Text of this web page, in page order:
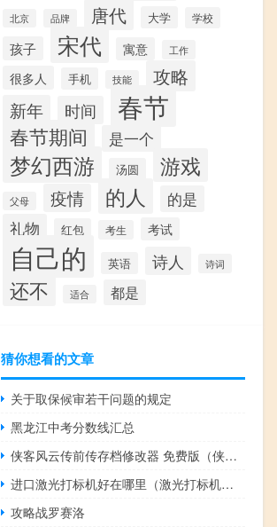
北京 品牌 唐代 大学 学校
孩子 宋代 寓意 工作
很多人 手机 技能 攻略
新年 时间 春节
春节期间 是一个
梦幻西游 汤圆 游戏
父母 疫情 的人 的是
礼物 红包 考生 考试
自己的 英语 诗人 诗词
还不 适合 都是
猜你想看的文章
关于取保候审若干问题的规定
黑龙江中考分数线汇总
侠客风云传前传存档修改器 免费版（侠客风云传前传存档修改器 免费版功能简介）
进口激光打标机好在哪里（激光打标机哪家好）
攻略战罗赛洛